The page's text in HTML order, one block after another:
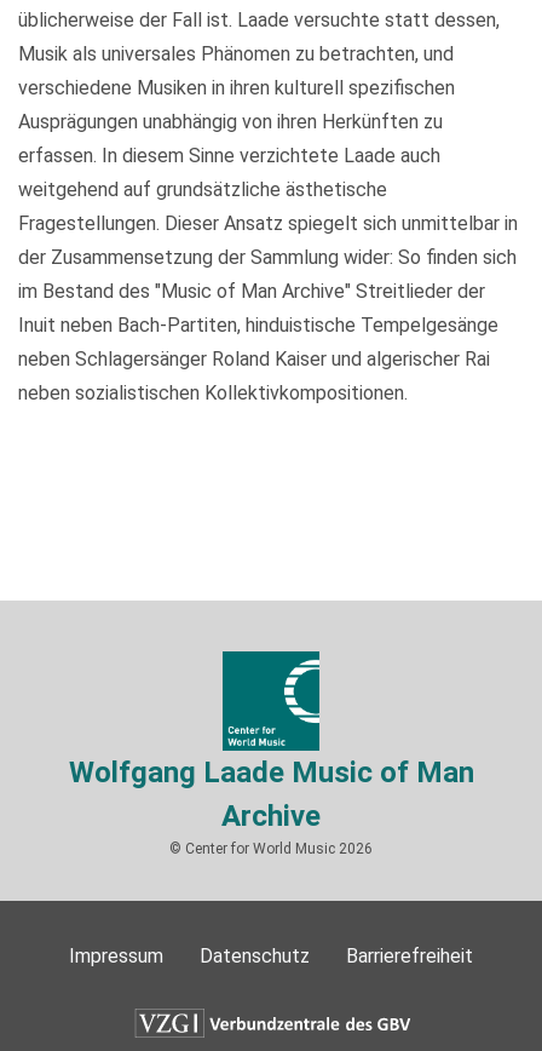
üblicherweise der Fall ist. Laade versuchte statt dessen,
Musik als universales Phänomen zu betrachten, und
verschiedene Musiken in ihren kulturell spezifischen
Ausprägungen unabhängig von ihren Herkünften zu
erfassen. In diesem Sinne verzichtete Laade auch
weitgehend auf grundsätzliche ästhetische
Fragestellungen. Dieser Ansatz spiegelt sich unmittelbar in
der Zusammensetzung der Sammlung wider: So finden sich
im Bestand des "Music of Man Archive" Streitlieder der
Inuit neben Bach-Partiten, hinduistische Tempelgesänge
neben Schlagersänger Roland Kaiser und algerischer Rai
neben sozialistischen Kollektivkompositionen.
Wolfgang Laade Music of Man
Archive
© Center for World Music 2026
Impressum Datenschutz Barrierefreiheit